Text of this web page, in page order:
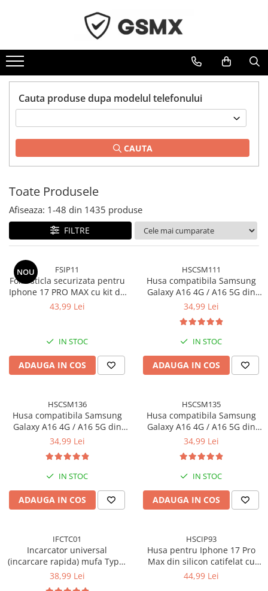
Folii de protectie
Folii Samsung
Folii Iphone
Folii Motorola
Folii OnePlus
Folii Nokia
Folii Blackview
Folii Honor
Folii Realme
Folii sticla ZTE
Huse Telefoane
Huse Iphone
Huse Xiaomi
Huse Huawei
Huse Oppo
Huse Nokia
Huse Honor
Cabluri & Incarcatoare
Casti Audio
Folie silicon
Folii Privacy
Pachete Promotionale
Cauta produse dupa modelul telefonului
CAUTA
Toate Produsele
Afiseaza: 1-48 din 1435 produse
FILTRE
NOU FSIP11
Folie sticla securizata pentru
Iphone 17 PRO MAX cu kit de
montare inclus - Claritate
Zgarieturi si Socuri
43,99 Lei
IN STOC
ADAUGA IN COS
HSCSM111
Husa compatibila Samsung
Galaxy A16 4G / A16 5G din
silicon catifelat cu interior din
camere - Negru
34,99 Lei
IN STOC
ADAUGA IN COS
HSCSM136
Husa compatibila Samsung
Galaxy A16 4G / A16 5G din
silicon catifelat cu interior din
camere - Mov
34,99 Lei
IN STOC
ADAUGA IN COS
HSCSM135
Husa compatibila Samsung
Galaxy A16 4G / A16 5G din
silicon catifelat cu interior din
camere - Roz
34,99 Lei
IN STOC
ADAUGA IN COS
IFCTC01
Incarcator universal
(incarcare rapida) mufa Type-
C 20W - Alb
38,99 Lei
HSCIP93
Husa pentru Iphone 17 Pro
Max din silicon catifelat cu
interior din microfibra si
44,99 Lei